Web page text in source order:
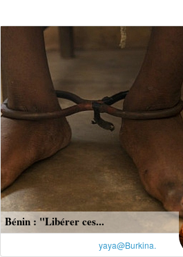
Bénin : "Libérer ces...
yaya@Burkina.